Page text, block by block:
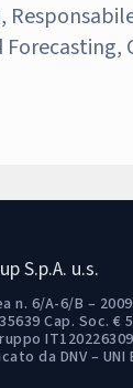
,
Forecasting,
S.p.A. u.s.
n. 6/A-6/B –
Cap. Soc. €
da DNV – UNI